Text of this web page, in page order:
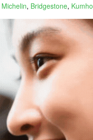
Michelin, Bridgestone, Kumho